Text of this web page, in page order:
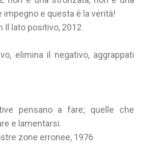
impegno e questa è la verità!
Il lato positivo, 2012
elimina il negativo, aggrappati
pensano a fare; quelle che
e lamentarsi.
zone erronee, 1976